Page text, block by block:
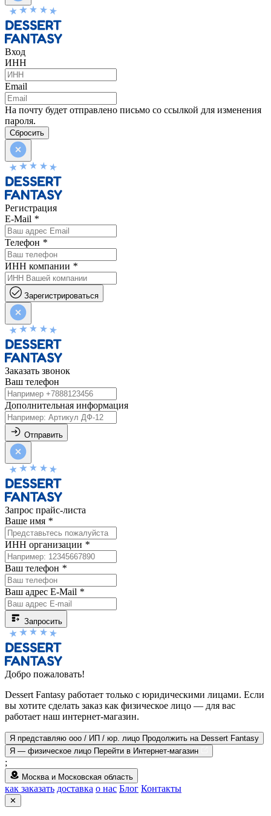
Вход
ИНН
Email
На почту будет отправлено письмо со ссылкой для изменения
пароля.
Сбросить
Регистрация
E-Mail *
Телефон *
ИНН компании *
Зарегистрироваться
Заказать звонок
Ваш телефон
Дополнительная информация
Отправить
Запрос прайс-листа
Ваше имя *
ИНН организации *
Ваш телефон *
Ваш адрес E-Mail *
Запросить
Добро пожаловать!
Dessert Fantasy работает только с юридическими лицами. Если
вы хотите сделать заказ как физическое лицо — для вас
работает наш интернет-магазин.
Я представляю ооо / ИП / юр. лицо Продолжить на Dessert Fantasy
Я — физическое лицо Перейти в Интернет-магазин
;
Москва и Московская область
как заказать доставка о нас Блог Контакты
✕